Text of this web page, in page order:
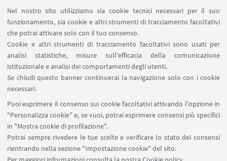
Nel nostro sito utilizziamo sia cookie tecnici necessari per il suo
funzionamento, sia cookie e altri strumenti di tracciamento facoltativi
che potrai attivare solo con il tuo consenso.
Cookie e altri strumenti di tracciamento facoltativi sono usati per
analisi statistiche, misure sull'efficacia della comunicazione
istituzionale e analisi dei comportamenti degli utenti.
Se chiudi questo banner continuerai la navigazione solo con i cookie
necessari.
Puoi esprimere il consenso sui cookie facoltativi attivando l'opzione in
"Personalizza cookie" e, se vuoi, potrai esprimere consensi più specifici
in "Mostra cookie di profilazione".
Potrai sempre rivedere le tue scelte e verificare lo stato dei consensi
rientrando nella sezione "Impostazione cookie" del sito.
Contatti
Carta dei servizi
SEGUI IL DIPARTIMENTO SU:
SEGUI UNIBO SU:
APP: